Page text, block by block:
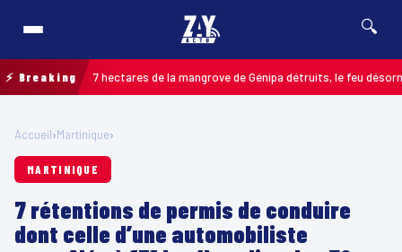
🔍
⚡ Breaking
: jusqu’à 7 hectares de la mangrove de Génipa détruits, le feu désormais
Accueil›Martinique›
MARTINIQUE
7 rétentions de permis de conduire
dont celle d’une automobiliste